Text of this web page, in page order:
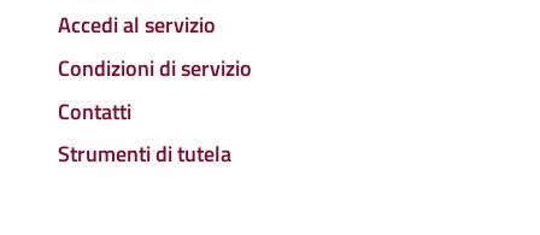
Accedi al servizio
Condizioni di servizio
Contatti
Strumenti di tutela